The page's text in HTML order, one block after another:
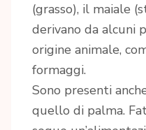
(grasso), il maiale
derivano da alcuni
origine animale,
formaggi.
Sono presenti
quello di palma.